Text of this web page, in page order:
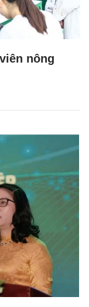
nông